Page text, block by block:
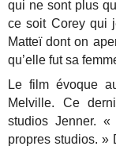
qui ne sont plus
ce soit Corey qui
Matteï dont on
qu’elle fut sa
Le film évoque
Melville. Ce
studios Jenner.
propres studios. »